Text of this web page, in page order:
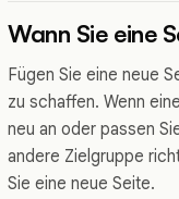
Wann Sie eine
Fügen Sie eine neue
zu schaffen. Wenn
neu an oder passen
andere Zielgruppe
Sie eine neue Seite.